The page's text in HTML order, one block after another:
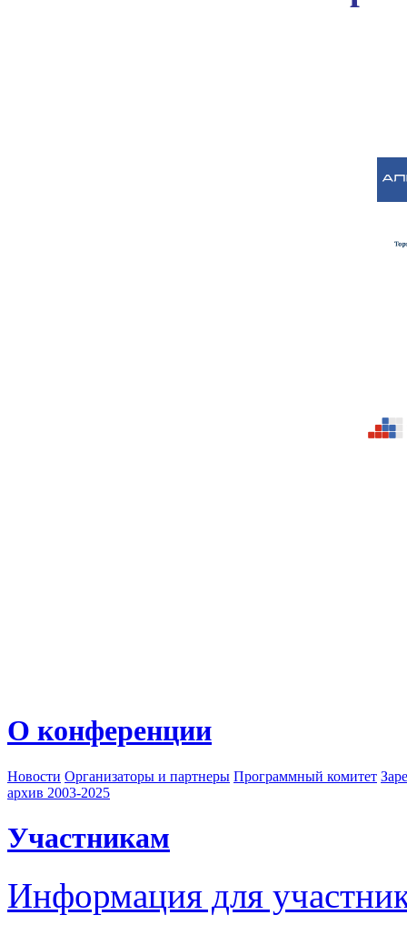
О конференции
Новости Организаторы и партнеры Программный комитет
архив 2003-2025
Участникам
Информация для